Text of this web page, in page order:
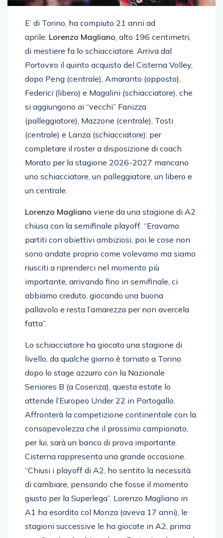
aprile:Lorenzo Magliano , alto 196 centimetri,
di mestiere fa lo schiacciatore. Arriva dal
Portoviro il quinto acquisto del Cisterna Volley,
dopo Peng (centrale), Amaranto (opposto),
Federici (libero) e Magalini (schiacciatore), che
si aggiungono ai “vecchi” Fanizza
(palleggiatore), Mazzone (centrale), Tosti
(centrale) e Lanza (schiacciatore): per
completare il roster a disposizione di coach
Morato per la stagione 2026-2027 mancano
uno schiacciatore, un palleggiatore, un libero e
un centrale.
chiusa con la semifinale playoff. “Eravamo
partiti con obiettivi ambiziosi, poi le cose non
sono andate proprio come volevamo ma siamo
riusciti a riprenderci nel momento più
importante, arrivando fino in semifinale, ci
abbiamo creduto, giocando una buona
pallavolo e resta l’amarezza per non avercela
fatta”.
livello, da qualche giorno è tornato a Torino
dopo lo stage azzurro con la Nazionale
Seniores B (a Cosenza), questa estate lo
attende l’Europeo Under 22 in Portogallo.
Affronterà la competizione continentale con la
consapevolezza che il prossimo campionato,
per lui, sarà un banco di prova importante.
Cisterna rappresenta una grande occasione.
“Chiusi i playoff di A2, ho sentito la necessità
di cambiare, pensando che fosse il momento
giusto per la Superlega”. Lorenzo Magliano in
A1 ha esordito col Monza (aveva 17 anni), le
stagioni successive le ha giocate in A2, prima
con Cantù e, le ultime due a Portoviro, dove nel